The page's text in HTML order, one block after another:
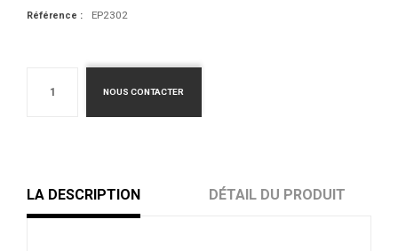
Référence : EP2302
NOUS CONTACTER
LA DESCRIPTION DÉTAIL DU PRODUIT